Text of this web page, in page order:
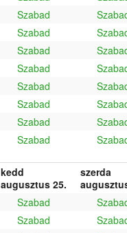
Szabad
Szabad
Szabad
Szabad
Szabad
Szabad
Szabad
Szabad
kedd
augusztus 25.
szerda
Szabad
Szabad